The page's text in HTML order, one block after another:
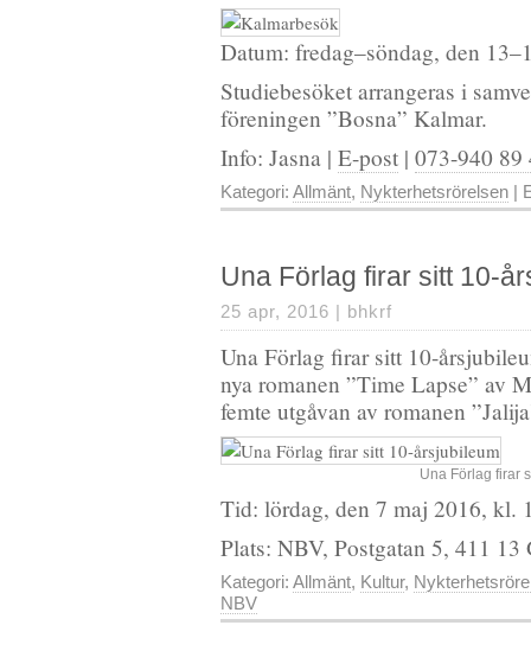
Datum: fredag–söndag, den
Studiebesöket arrangeras i
föreningen ”Bosna” Kalmar.
Info: Jasna | E-post | 073-940 89
Kategori: Allmänt, Nykterhetsrörelsen |
Una Förlag firar sitt 10-
25 apr, 2016 | bhkrf
Una Förlag firar sitt 10-
nya romanen ”Time Lapse” av
femte utgåvan av romanen
Una Förlag firar
Tid: lördag, den 7 maj 2016, kl.
Plats: NBV, Postgatan 5, 411
Kategori: Allmänt, Kultur,
NBV